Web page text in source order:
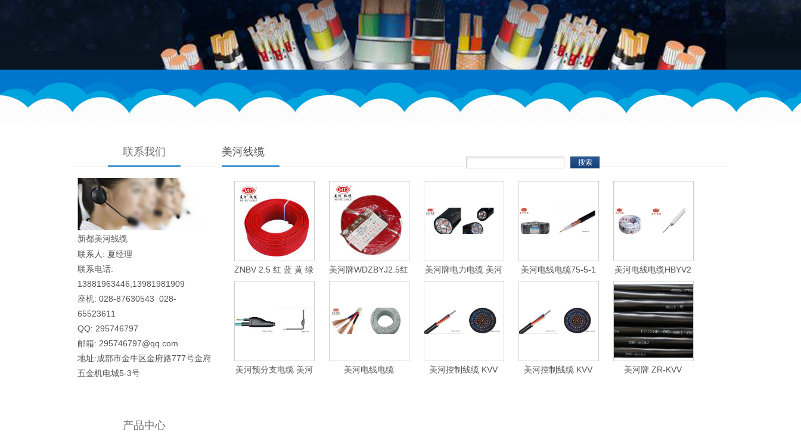
联系我们
新都美河线缆
联系人: 夏经理
联系电话:
13881963446,13981981909
座机: 028-87630543 028-
65523611
QQ: 295746797
邮箱: 295746797@qq.com
地址:成部市金牛区金府路777号金府
五金机电城5-3号
产品中心
美河线缆
ZNBV 2.5 红 蓝 黄 绿
黄 黑 橙 紫 阻燃 耐火
美河牌WDZBYJ2.5红
蓝黑黄双色 低烟无卤
美河牌电力电缆 美河
YJV电缆 YJV22电缆
美河电线电缆75-5-1
同轴射频电缆 国标线
美河电线电缆HBYV2
芯室内电话线 2芯扁
型电话线 工程用线
铜芯电线 白色 国标
美河预分支电缆 美河
美河电线电缆
美河控制线缆 KVV
美河控制线缆 KVV
美河牌 ZR-KVV